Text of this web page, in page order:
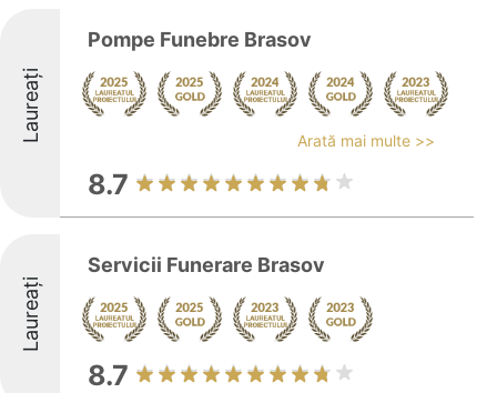
Laureați
Pompe Funebre Brasov
Arată mai multe >>
8.7
Laureați
Servicii Funerare Brasov
8.7